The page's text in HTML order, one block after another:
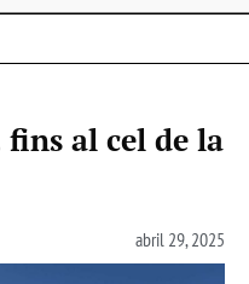
al cel de la
abril 29, 2025